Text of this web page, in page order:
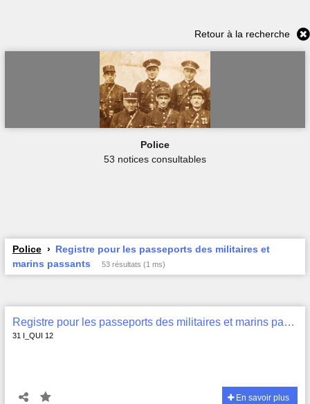
Retour à la recherche
Police
53 notices consultables
Police
Registre pour les passeports des militaires et
marins passants
53 résultats (1 ms)
Registre pour les passeports des militaires et marins passants , 31 I_QUI 12
31 I_QUI 12
En savoir plus